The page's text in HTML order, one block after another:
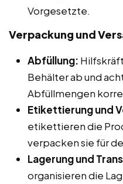
Vorgesetzte.
Verpackung und
Abfüllung:
Behälter ab und
Abfüllmengen
Etikettierung und
etikettieren die
verpacken sie für
Lagerung und
organisieren die